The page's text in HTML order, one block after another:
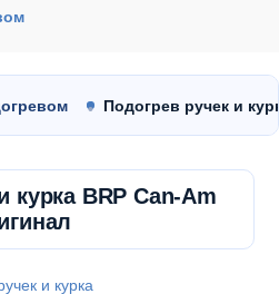
Подогрев ручек и
курка BRP Can-Am